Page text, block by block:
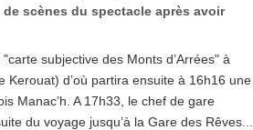
scènes du spectacle après avoir
subjective des Monts d’Arrées" à
Kerouat) d’où partira ensuite à 16h16 une
Manac’h. A 17h33, le chef de gare
du voyage jusqu’à la Gare des Rêves...